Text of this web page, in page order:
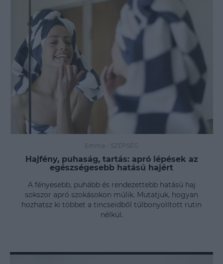
Emma - SZÉPSÉG
Hajfény, puhaság, tartás: apró lépések az
egészségesebb hatású hajért
A fényesebb, puhább és rendezettebb hatású haj
sokszor apró szokásokon múlik. Mutatjuk, hogyan
hozhatsz ki többet a tincseidből túlbonyolított rutin
nélkül.